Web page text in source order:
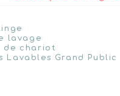
lavage
de chariot
Lavables Grand Public